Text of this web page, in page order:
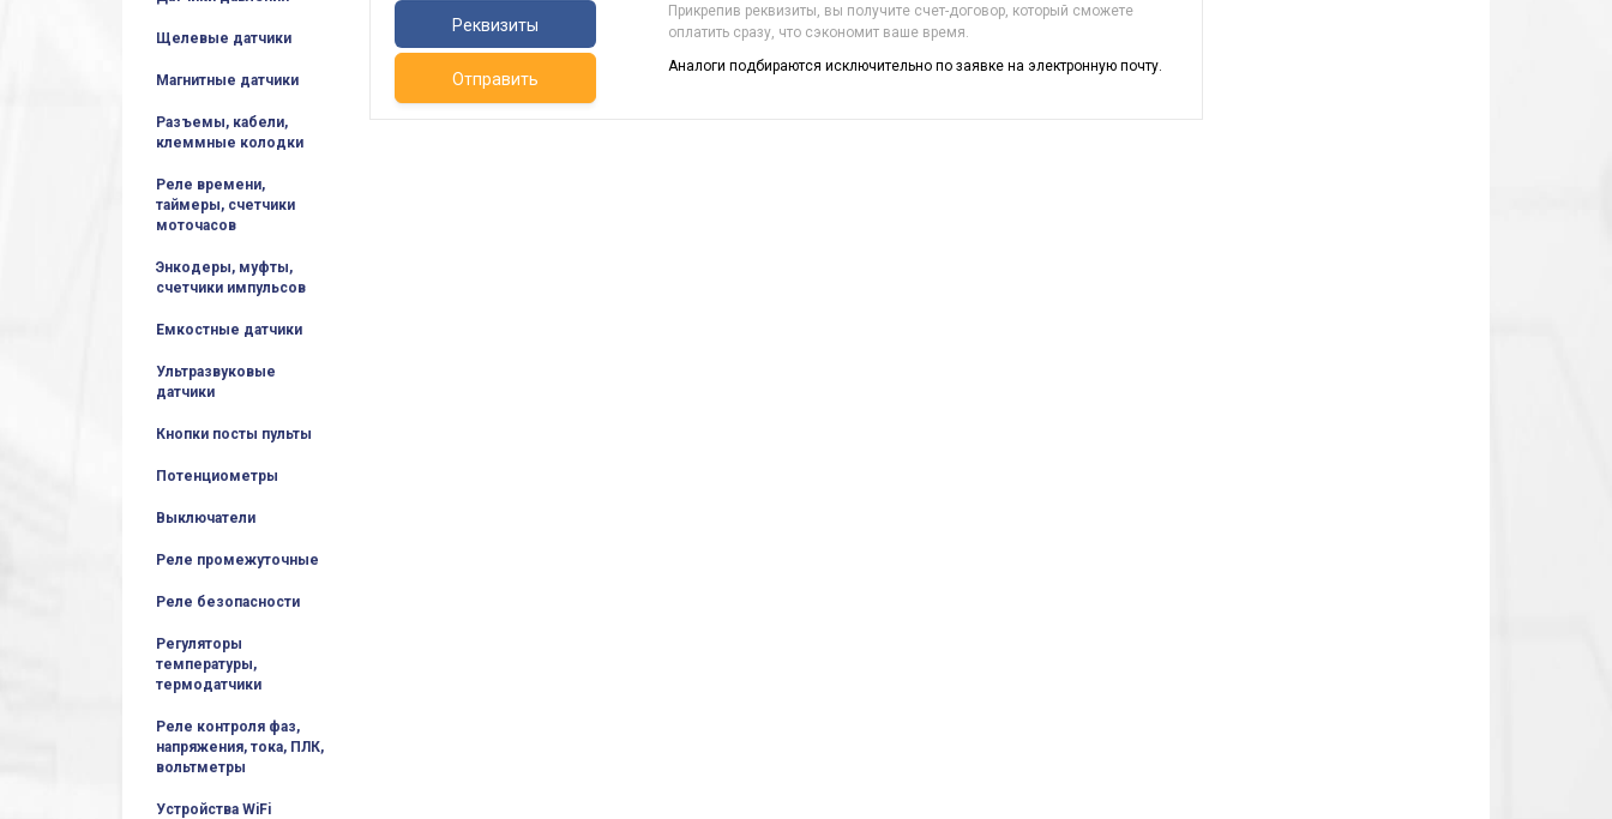
Щелевые датчики
Магнитные датчики
Разъемы, кабели,
клеммные колодки
Реле времени,
таймеры, счетчики
моточасов
Энкодеры, муфты,
счетчики импульсов
Емкостные датчики
Ультразвуковые
датчики
Кнопки посты пульты
Потенциометры
Выключатели
Реле промежуточные
Реле безопасности
Регуляторы
температуры,
термодатчики
Реле контроля фаз,
напряжения, тока, ПЛК,
вольтметры
Устройства WiFi
Реквизиты
Прикрепив реквизиты, вы получите счет-договор, который сможете
оплатить сразу, что сэкономит ваше время.
Отправить
Аналоги подбираются исключительно по заявке на электронную почту.